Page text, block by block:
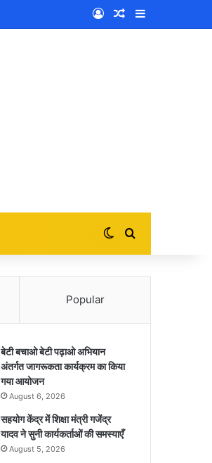
Log InRandom Article
Switch skin
Popular
बेटी बचाओ बेटी पढ़ाओ अभियान
अंतर्गत जागरूकता कार्यक्रम का किया
गया आयोजन
August 6, 2026
सहयोग केंद्र में शिक्षा मंत्री गजेंद्र
यादव ने सुनी कार्यकर्ताओं की समस्याएँ
August 5, 2026